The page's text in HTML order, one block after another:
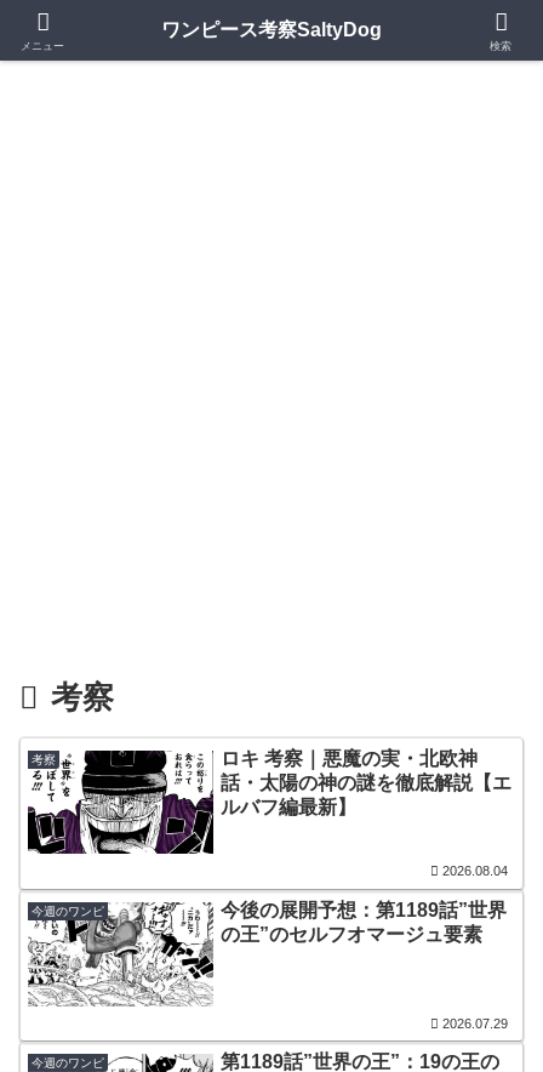
第1150話更新中｜ワンピースの歴史・神話・キャラモデルを深掘り考察
考察
考察
ロキ 考察｜悪魔の実・北欧神
話・太陽の神の謎を徹底解説【エ
ルバフ編最新】
2026.08.04
今週のワンピ
今後の展開予想：第1189話”世界
の王”のセルフオマージュ要素
2026.07.29
今週のワンピ
第1189話”世界の王”：19の王の
メニュー
ワンピース考察SaltyDog
検索